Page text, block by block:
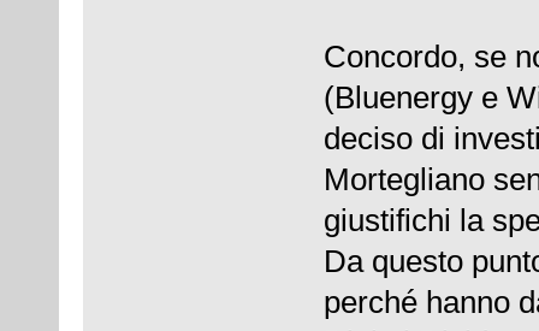
Concordo, se
(Bluenergy e
deciso di
Mortegliano
giustifichi la
Da questo
perché hanno